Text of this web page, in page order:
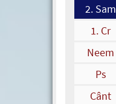
2. Sam
1. Cr
Neem
Ps
Cânt